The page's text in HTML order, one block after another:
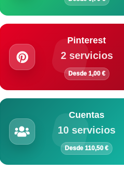
Pinterest
2 servicios
Desde 1,00 €
Cuentas
10 servicios
Desde 110,50 €